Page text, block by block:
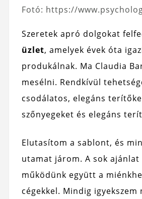
Fotó: https://
Szeretek apró dolgokat
üzlet, amelyek évek óta
produkálnak. Ma Claudia
mesélni. Rendkívül
csodálatos, elegáns
szőnyegeket és elegáns
Elutasítom a sablont, és
utamat járom. A sok ajánlat
működünk együtt a
cégekkel. Mindig igyekszem